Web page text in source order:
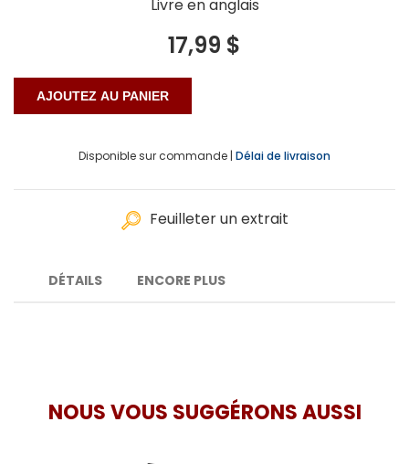
Livre en anglais
17,99 $
Disponible sur commande | Délai de livraison
Feuilleter un extrait
DÉTAILS ENCORE PLUS
NOUS VOUS SUGGÉRONS AUSSI